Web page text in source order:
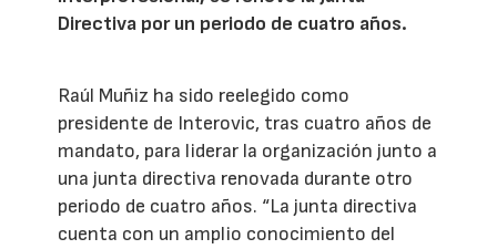
Directiva por un periodo de cuatro años.
Raúl Muñiz ha sido reelegido como
presidente de Interovic, tras cuatro años de
mandato, para liderar la organización junto a
una junta directiva renovada durante otro
periodo de cuatro años. “La junta directiva
cuenta con un amplio conocimiento del